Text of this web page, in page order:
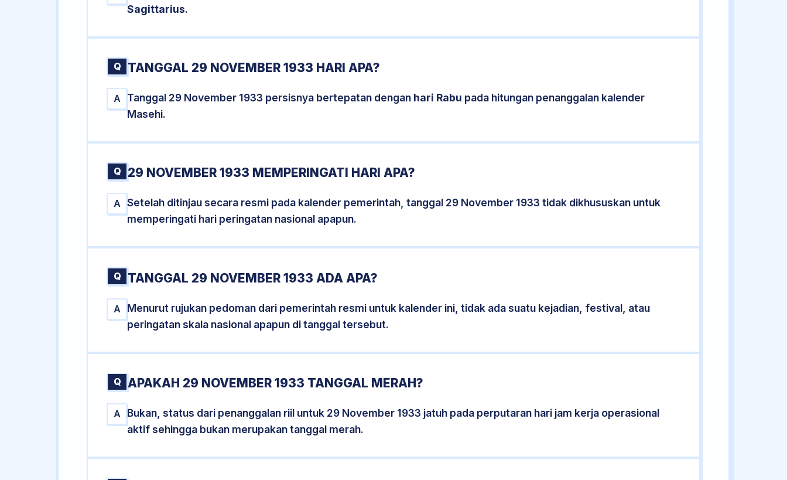
Sagittarius.
Q TANGGAL 29 NOVEMBER 1933 HARI APA?
A Tanggal 29 November 1933 persisnya bertepatan dengan hari Rabu pada hitungan penanggalan kalender
Masehi.
Q 29 NOVEMBER 1933 MEMPERINGATI HARI APA?
A Setelah ditinjau secara resmi pada kalender pemerintah, tanggal 29 November 1933 tidak dikhususkan untuk
memperingati hari peringatan nasional apapun.
Q TANGGAL 29 NOVEMBER 1933 ADA APA?
A
Menurut rujukan pedoman dari pemerintah resmi untuk kalender ini, tidak ada suatu kejadian, festival, atau
peringatan skala nasional apapun di tanggal tersebut.
Q APAKAH 29 NOVEMBER 1933 TANGGAL MERAH?
A
Bukan, status dari penanggalan riil untuk 29 November 1933 jatuh pada perputaran hari jam kerja operasional
aktif sehingga bukan merupakan tanggal merah.